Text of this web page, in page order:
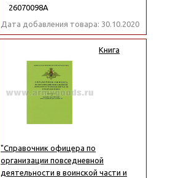
26070098А
Дата добавления товара: 30.10.2020
Книга
"Справочник офицера по
организации повседневной
деятельности в воинской части и